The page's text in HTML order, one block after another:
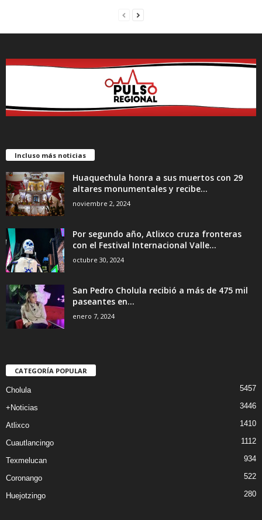
Incluso más noticias
Huaquechula honra a sus muertos con 29
altares monumentales y recibe...
noviembre 2, 2024
Por segundo año, Atlixco cruza fronteras
con el Festival Internacional Valle...
octubre 30, 2024
San Pedro Cholula recibió a más de 475 mil
paseantes en...
enero 7, 2024
CATEGORÍA POPULAR
Cholula 5457
+Noticias 3446
Atlixco 1410
Cuautlancingo 1112
Texmelucan 934
Coronango 522
Huejotzingo 280